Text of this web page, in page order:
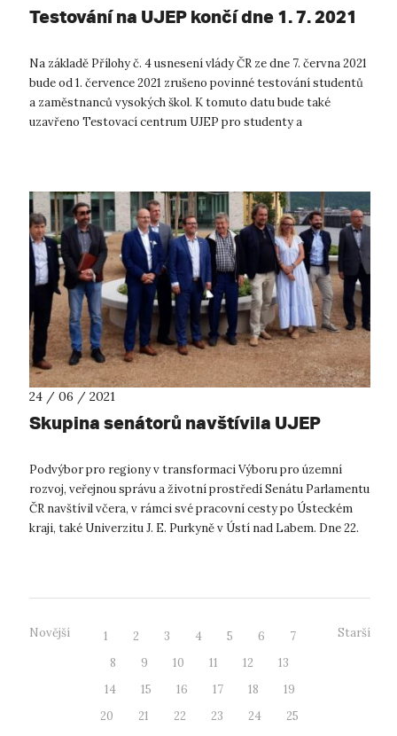
Testování na UJEP končí dne 1. 7. 2021
Na základě Přílohy č. 4 usnesení vlády ČR ze dne 7. června 2021
bude od 1. července 2021 zrušeno povinné testování studentů
a zaměstnanců vysokých škol. K tomuto datu bude také
uzavřeno Testovací centrum UJEP pro studenty a
24 / 06 / 2021
Skupina senátorů navštívila UJEP
Podvýbor pro regiony v transformaci Výboru pro územní
rozvoj, veřejnou správu a životní prostředí Senátu Parlamentu
ČR navštívil včera, v rámci své pracovní cesty po Ústeckém
kraji, také Univerzitu J. E. Purkyně v Ústí nad Labem. Dne 22.
Novější 1 2 3 4 5 6
7
8
9 10 11 12
13
14
15 16 17 18
19
20
21 22 23 24
25
Starší